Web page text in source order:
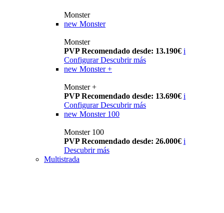
Monster
new Monster
Monster
PVP Recomendado desde: 13.190€ i
Configurar Descubrir más
new Monster +
Monster +
PVP Recomendado desde: 13.690€ i
Configurar Descubrir más
new Monster 100
Monster 100
PVP Recomendado desde: 26.000€ i
Descubrir más
Multistrada